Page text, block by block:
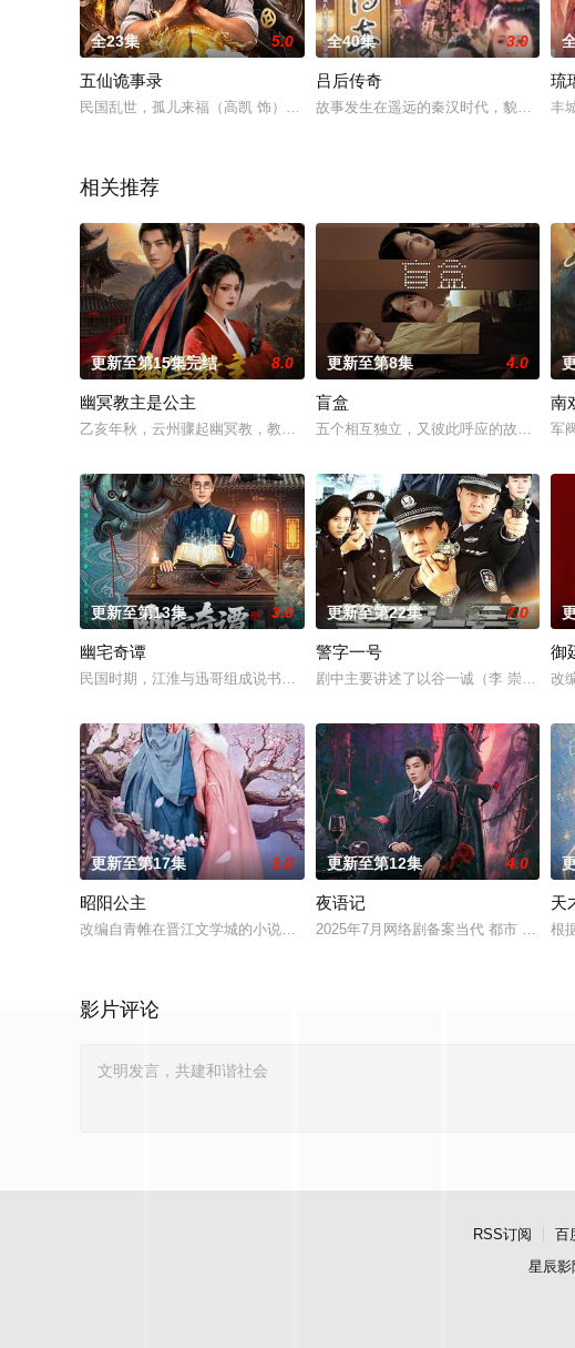
全23集 5.0
五仙诡事录
民国乱世，孤儿来福（高凯 饰）因家族被“狐仙灭门”流落江湖，在破庙习得
全40集 3.0
吕后传奇
故事发生在遥远的秦汉时代，貌美如花
琉
丰
相关推荐
更新至第15集完结 8.0
幽冥教主是公主
乙亥年秋，云州骤起幽冥教，教主独孤晴专杀薄情负心德行有亏之辈。太子
更新至第8集 4.0
盲盒
五个相互独立，又彼此呼应的故事——用
南
军
更新至第13集 3.0
幽宅奇谭
民国时期，江淮与迅哥组成说书班子，偶遇“白天人住屋，晚上鬼占房”的阴
更新至第22集 7.0
警字一号
剧中主要讲述了以谷一诚（李 崇霄饰演
御
改
更新至第17集 3.0
昭阳公主
改编自青帷在晋江文学城的小说《平阳公主》。
更新至第12集 4.0
夜语记
2025年7月网络剧备案当代 都市 海南越
天
根
影片评论
RSS订阅 百
星辰影